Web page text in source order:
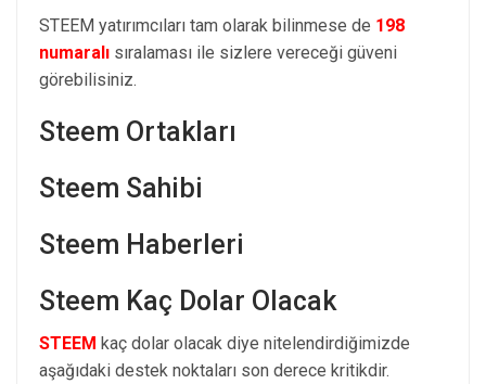
STEEM yatırımcıları tam olarak bilinmese de 198
numaralı sıralaması ile sizlere vereceği güveni
görebilisiniz.
Steem Ortakları
Steem Sahibi
Steem Haberleri
Steem Kaç Dolar Olacak
STEEM kaç dolar olacak diye nitelendirdiğimizde
aşağıdaki destek noktaları son derece kritikdir.